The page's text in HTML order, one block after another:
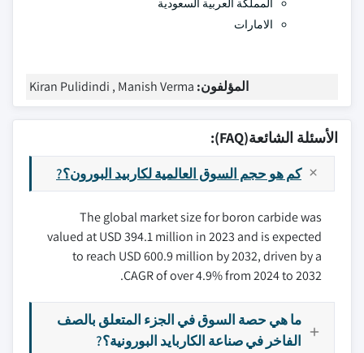
المملكة العربية السعودية
الامارات
المؤلفون: Kiran Pulidindi , Manish Verma
الأسئلة الشائعة(FAQ):
كم هو حجم السوق العالمية لكاربيد البورون؟?
The global market size for boron carbide was
valued at USD 394.1 million in 2023 and is expected
to reach USD 600.9 million by 2032, driven by a
CAGR of over 4.9% from 2024 to 2032.
ما هي حصة السوق في الجزء المتعلق بالصف
الفاخر في صناعة الكاربايد البورونية؟?